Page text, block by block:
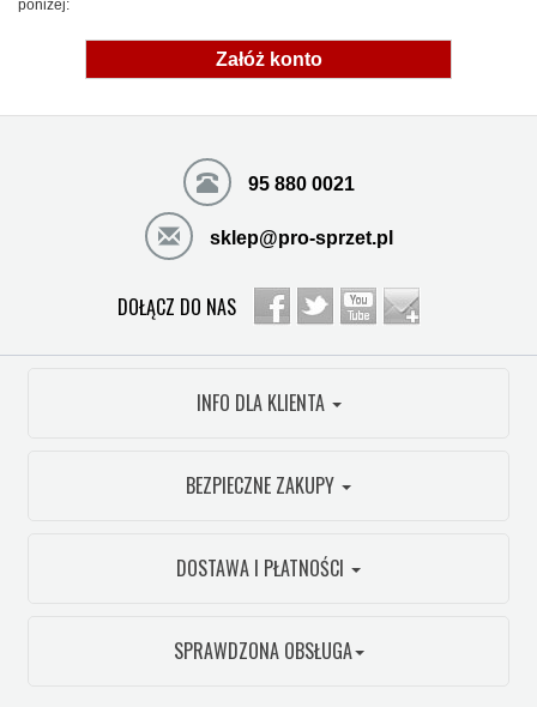
poniżej:
Załóż konto
95 880 0021
sklep@pro-sprzet.pl
DOŁĄCZ DO NAS
INFO DLA KLIENTA
BEZPIECZNE ZAKUPY
DOSTAWA I PŁATNOŚCI
SPRAWDZONA OBSŁUGA